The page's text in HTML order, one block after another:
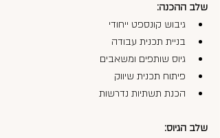
שלב ההכנה:
גיבוש קונספט ייחודי
בניית תכנית עבודה
גיוס שותפים ומשאבים
פיתוח תכנית שיווק
הכנת תשתיות נדרשות
שלב הגיוס: